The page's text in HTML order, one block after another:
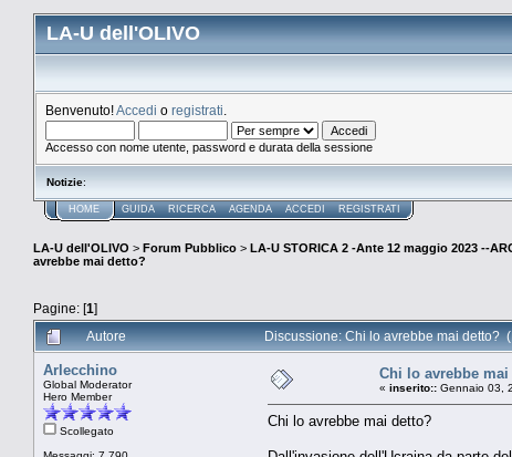
LA-U dell'OLIVO
Benvenuto!Accedi o registrati
Accesso con nome utente, password e durata della sessione
Notizie:
HOME GUIDA RICERCA AGENDA ACCEDI REGISTRATI
LA-U dell'OLIVO > Forum Pubblico > LA-U STORICA 2 -Ante 12 maggio 2023 --
avrebbe mai detto?
Pagine: [1]
Autore Discussione: Chi lo avrebbe mai detto?
Arlecchino
Global Moderator
Hero Member
Scollegato
Chi lo avrebbe mai
« inserito:: Gennaio 03,
Chi lo avrebbe mai detto?